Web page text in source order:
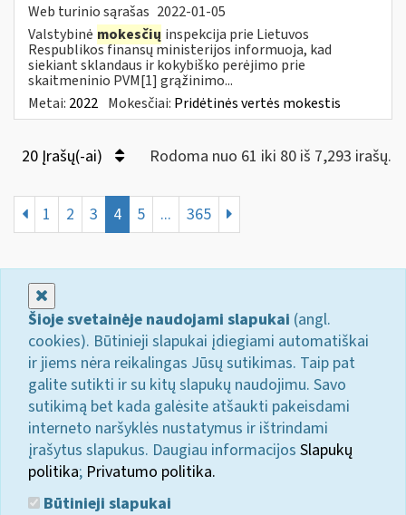
Web turinio sąrašas 2022-01-05
Valstybinė mokesčių inspekcija prie Lietuvos
Respublikos finansų ministerijos informuoja, kad
siekiant sklandaus ir kokybiško perėjimo prie
skaitmeninio PVM[1] grąžinimo...
Metai: 2022 Mokesčiai: Pridėtinės vertės mokestis
20 Įrašų(-ai) Rodoma nuo 61 iki 80 iš 7,293 irašų.
1 2 3 4 5 ... 365
Šioje svetainėje naudojami slapukai (angl.
cookies). Būtinieji slapukai įdiegiami automatiškai
ir jiems nėra reikalingas Jūsų sutikimas. Taip pat
galite sutikti ir su kitų slapukų naudojimu. Savo
sutikimą bet kada galėsite atšaukti pakeisdami
interneto naršyklės nustatymus ir ištrindami
įrašytus slapukus. Daugiau informacijos Slapukų
politika; Privatumo politika.
Būtinieji slapukai